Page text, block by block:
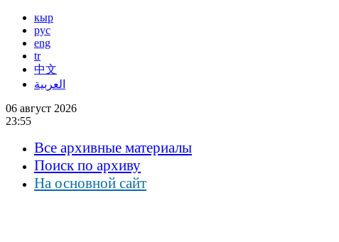
кыр
рус
eng
tr
中文
العربية
06 август 2026
23:55
Все архивные материалы
Поиск по архиву
На основной сайт